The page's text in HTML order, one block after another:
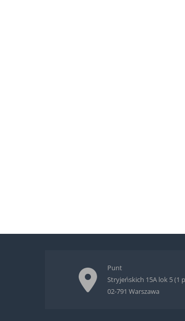
Punt
Stryjeńskich 15A lok 5 (1
02-791 Warszawa